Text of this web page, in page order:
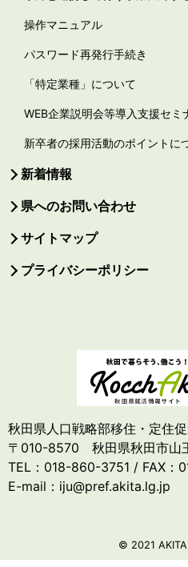
操作マニュアル
パスワード再発行手続き
「特定業種」について
WEB企業説明会等導入支援セミ
新卒者の採用活動のポイントに
新着情報
県へのお問い合わせ
サイトマップ
プライバシーポリシー
秋田県人口戦略部移住・定住
〒010-8570 秋田県秋田市山
TEL：018-860-3751 / FAX：
E-mail：iju@pref.akita.lg.jp
© 2021